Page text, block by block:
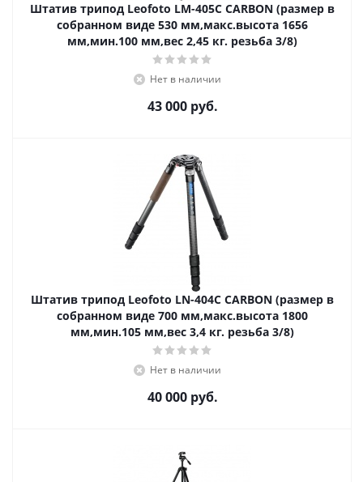
Штатив трипод Leofoto LM-405C CARBON (размер в
собранном виде 530 мм,макс.высота 1656
мм,мин.100 мм,вес 2,45 кг. резьба 3/8)
Нет в наличии
43 000руб.
Штатив трипод Leofoto LN-404C CARBON (размер в
собранном виде 700 мм,макс.высота 1800
мм,мин.105 мм,вес 3,4 кг. резьба 3/8)
Нет в наличии
40 000руб.